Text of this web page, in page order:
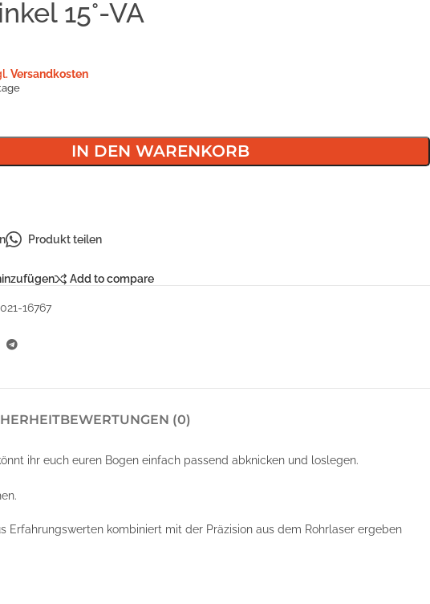
15°-VA
Versandkosten
IN DEN WARENKORB
Produkt teilen
Add to compare
16767
BEWERTUNGEN (0)
ihr euch euren Bogen einfach passend abknicken und loslegen.
kombiniert mit der Präzision aus dem Rohrlaser ergeben